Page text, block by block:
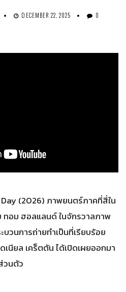
DECEMBER 22, 2025
0
(2026) ภาพยนตร์ภาคที่สี่ใน
ทอม ฮอลแลนด์ ในจักรวาลภาพ
บวนการถ่ายทำเป็นที่เรียบร้อย
นียล เคร็ตตัน ได้เปิดเผยออกมา
นตัว